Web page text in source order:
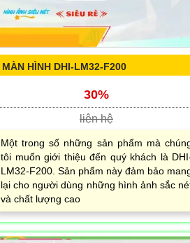
MÀN HÌNH DHI-LM32-F200
30%
liên hệ
Một trong số những sản phẩm mà
tôi muốn giới thiệu đến quý khách là
LM32-F200. Sản phẩm này đảm bảo
lại cho người dùng những hình ảnh sắc
và chất lượng cao